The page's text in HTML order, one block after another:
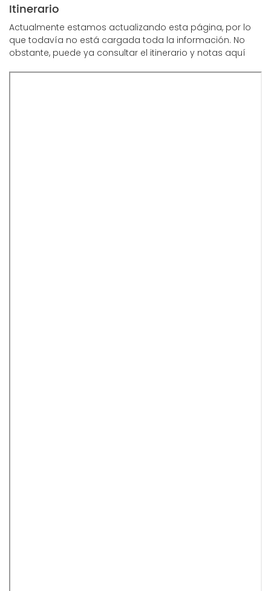
Itinerario
Actualmente estamos actualizando esta página, por lo
que todavía no está cargada toda la información. No
obstante, puede ya consultar el itinerario y notas aquí